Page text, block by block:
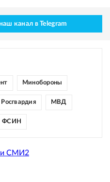
канал в Telegram
Минобороны
Росгвардия МВД
ФСИН
СМИ2